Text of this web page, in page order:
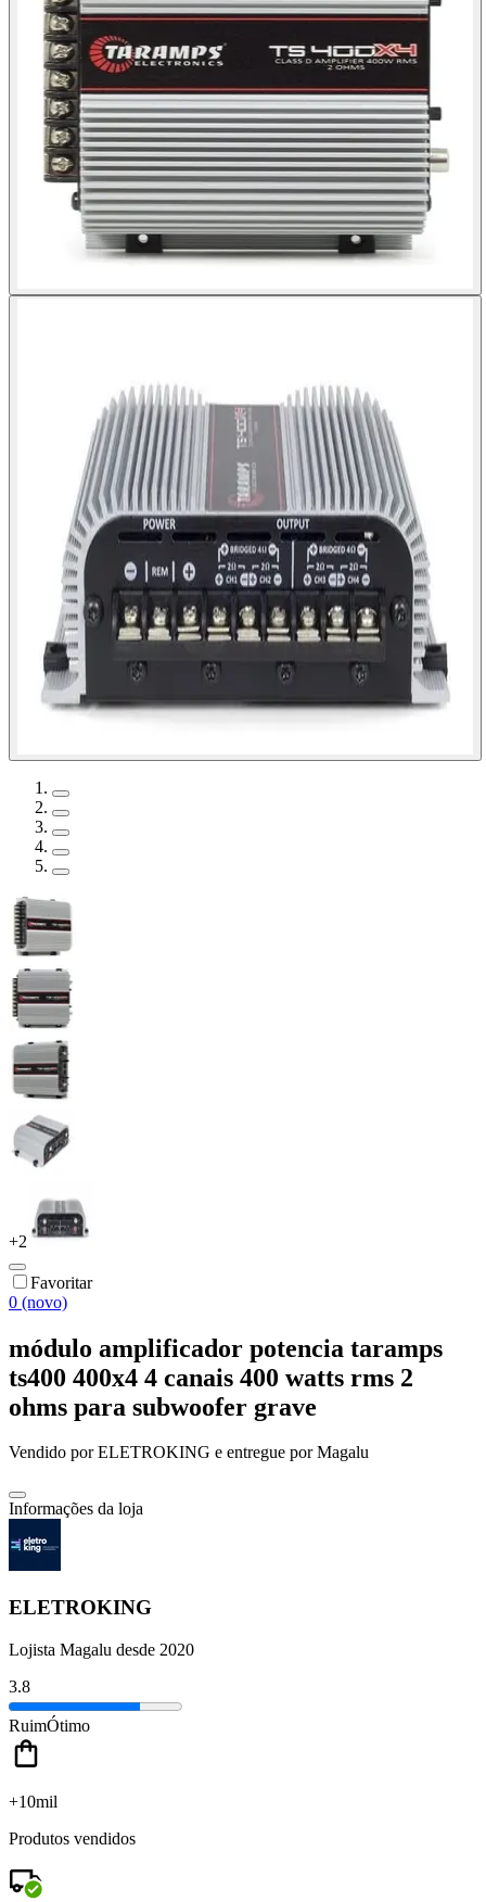
+2
Favoritar
0 (novo)
módulo amplificador potencia taramps
ts400 400x4 4 canais 400 watts rms 2
ohms para subwoofer grave
Vendido porELETROKING e entregue por Magalu
Informações da loja
ELETROKING
Lojista Magalu desde 2020
3.8
RuimÓtimo
+10mil
Produtos vendidos